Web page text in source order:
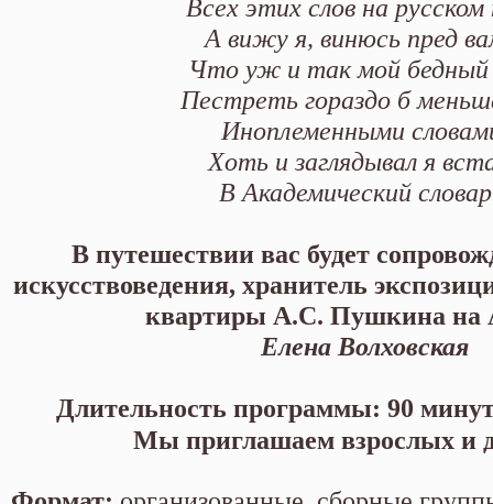
Всех этих слов на
А вижу я, винюсь пред
Что уж и так мой бедный
Пестреть гораздо б
Иноплеменными
Хоть и заглядывал я
В Академический
В путешествии вас будет
искусствоведения, хранитель
квартиры А.С. Пушкина на
Елена Волховская
Длительность программы: 90
Мы приглашаем взрослых и